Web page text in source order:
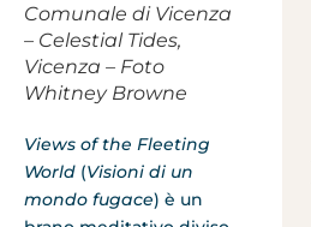
Comunale di Vicenza
– Celestial Tides,
Vicenza – Foto
Whitney Browne
Views of the Fleeting
World (Visioni di un
mondo fugace) è un